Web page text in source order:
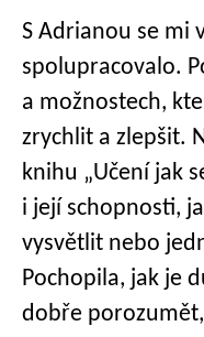
S Adrianou se mi
spolupracovalo.
a možnostech,
zrychlit a zlepšit.
knihu „Učení jak
i její schopnosti,
vysvětlit nebo
Pochopila, jak je
dobře